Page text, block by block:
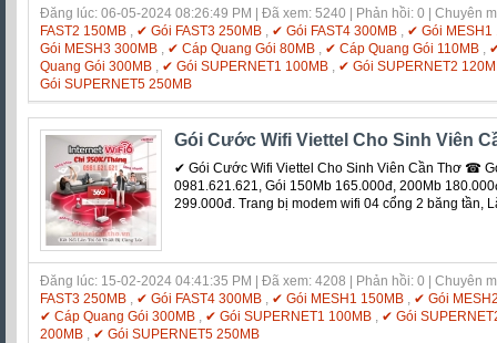
Đăng lúc: 06-05-2024 08:26:49 PM | Đã xem: 5240 | Phản hồi: 0 | Chuyên
FAST2 150MB
✔ Gói FAST3 250MB ✔ Gói FAST4 300MB
✔ Gói MESH1
Gói MESH3 300MB
✔ Cáp Quang Gói 80MB ✔ Cáp Quang Gói 110MB
Quang Gói 300MB
✔ Gói SUPERNET1 100MB
✔ Gói SUPERNET2
Gói SUPERNET5 250MB
Gói Cước Wifi Viettel Cho Sinh Viên
✔ Gói Cước Wifi Viettel Cho Sinh Viên Cần Thơ ☎
0981.621.621, Gói 150Mb 165.000đ, 200Mb
299.000đ. Trang bị modem wifi 04 cổng 2 băng tần,
Đăng lúc: 15-02-2024 04:41:35 PM | Đã xem: 4208 | Phản hồi: 0 | Chuyên
FAST3 250MB
✔ Gói FAST4 300MB ✔ Gói MESH1 150MB
✔ Gói
✔ Cáp Quang Gói 300MB
✔ Gói SUPERNET1 100MB
✔ Gói
200MB
✔ Gói SUPERNET5 250MB